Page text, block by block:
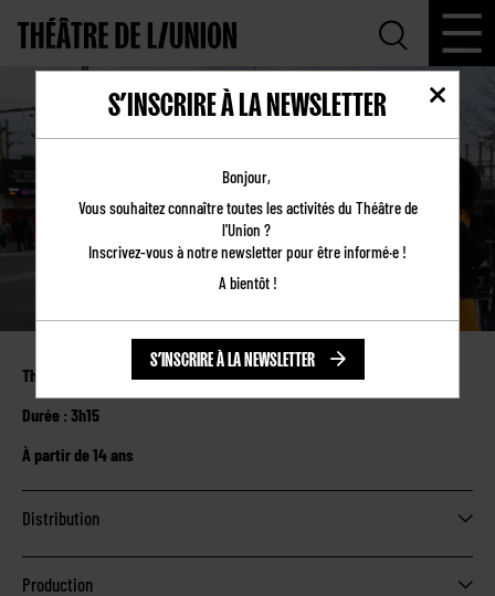
1200 TOURS
Théâtre de l’Union
Durée : 3h15
À partir de 14 ans
Distribution
Production
S’INSCRIRE À LA NEWSLETTER
Bonjour,
Vous souhaitez connaître toutes les activités du Théâtre de
l'Union ?
Inscrivez-vous à notre newsletter pour être informé·e !
A bientôt !
S’INSCRIRE À LA NEWSLETTER